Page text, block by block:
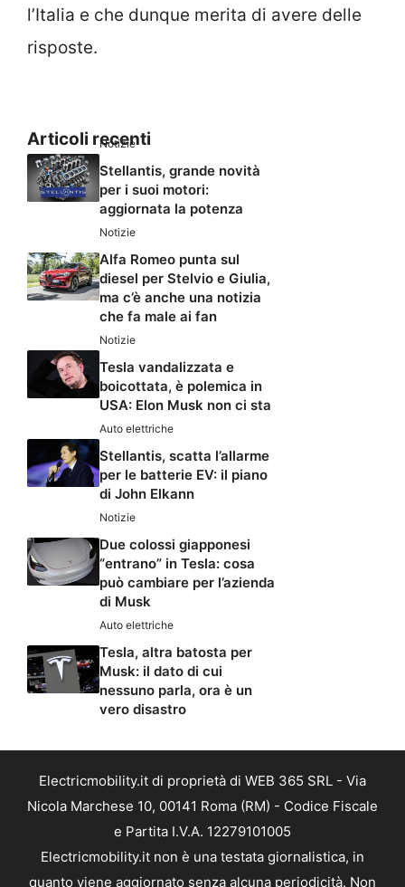
l’Italia e che dunque merita di avere delle
risposte.
Articoli recenti
Notizie
Stellantis, grande novità
per i suoi motori:
aggiornata la potenza
Notizie
Alfa Romeo punta sul
diesel per Stelvio e Giulia,
ma c’è anche una notizia
che fa male ai fan
Notizie
Tesla vandalizzata e
boicottata, è polemica in
USA: Elon Musk non ci sta
Auto elettriche
Stellantis, scatta l’allarme
per le batterie EV: il piano
di John Elkann
Notizie
Due colossi giapponesi
“entrano” in Tesla: cosa
può cambiare per l’azienda
di Musk
Auto elettriche
Tesla, altra batosta per
Musk: il dato di cui
nessuno parla, ora è un
vero disastro
Electricmobility.it di proprietà di WEB 365 SRL - Via
Nicola Marchese 10, 00141 Roma (RM) - Codice Fiscale
e Partita I.V.A. 12279101005
Electricmobility.it non è una testata giornalistica, in
quanto viene aggiornato senza alcuna periodicità. Non